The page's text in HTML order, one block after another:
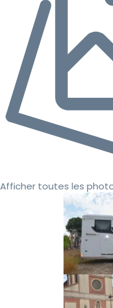
Afficher toutes les